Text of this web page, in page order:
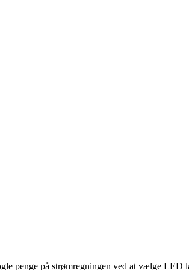
penge på strømregningen ved at vælge LED